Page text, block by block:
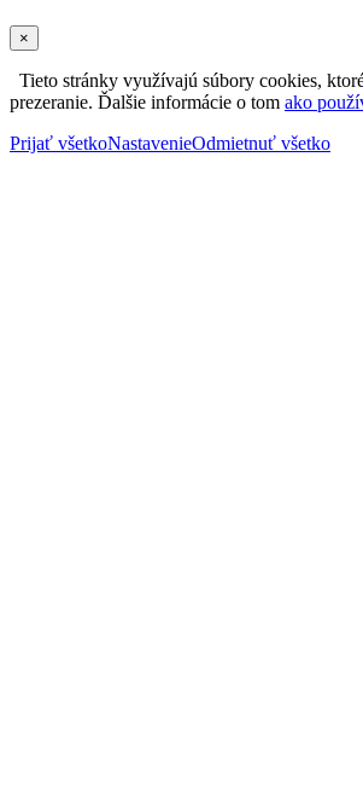
×
Tieto stránky využívajú súbory cookies,
prezeranie. Ďalšie informácie o tom ako
Prijať všetkoNastavenieOdmietnuť všetko